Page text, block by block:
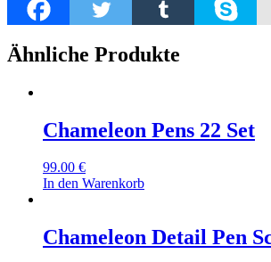
Ähnliche Produkte
Chameleon Pens 22 Set
99.00 €
In den Warenkorb
Chameleon Detail Pen